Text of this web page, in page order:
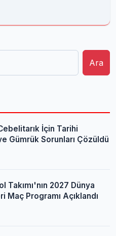
Ara
İçin Tarihi
Gümrük Sorunları Çözüldü
Takımı'nın 2027 Dünya
Maç Programı Açıklandı